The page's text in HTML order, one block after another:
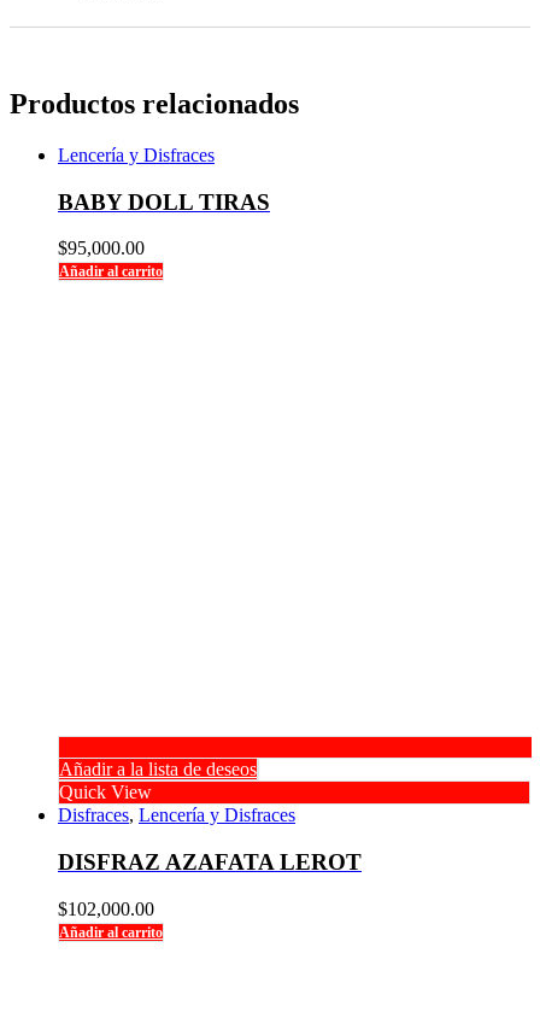
Productos relacionados
Lencería y Disfraces
BABY DOLL TIRAS
$95,000.00
Añadir al carrito
Añadir a la lista de deseos
Quick View
Disfraces, Lencería y Disfraces
DISFRAZ AZAFATA LEROT
$102,000.00
Añadir al carrito